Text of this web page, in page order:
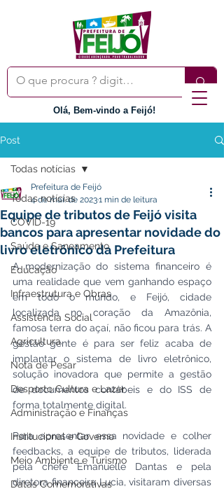
Olá, Bem-vindo a Feijó!
Post
Todas notícias
COVID-19
Saúde e Saneamento
Educação
Infraestrutura e Obras
Assistência Social
Agricultura
Nota de Pesar
Desporto Cultura e Lazer
Administração e Finanças
Institucional e Governo
Meio Ambiente e Turismo
Datas Comemorativas
Todas notícias
Equipe de tributos de Feijó visita
bancos para apresentar novidade do
livro eletrônico da Prefeitura
Prefeitura de Feijó
4 de mai. de 20231 min de leitura
A modernização do sistema financeiro é
uma realidade que vem ganhando espaço
em todo o mundo, e Feijó, cidade
localizada no coração da Amazônia,
famosa terra do açaí, não ficou para trás. A
gestão gente é para ser feliz acaba de
implantar o sistema de livro eletrônico,
solução inovadora que permite a gestão
de documentos contábeis e do ISS de
forma totalmente digital.
Para apresentar essa novidade e colher
feedbacks, a equipe de tributos, liderada
pela chefe Emanuelle Dantas e pela
diretora financeira Lucia, visitaram diversas